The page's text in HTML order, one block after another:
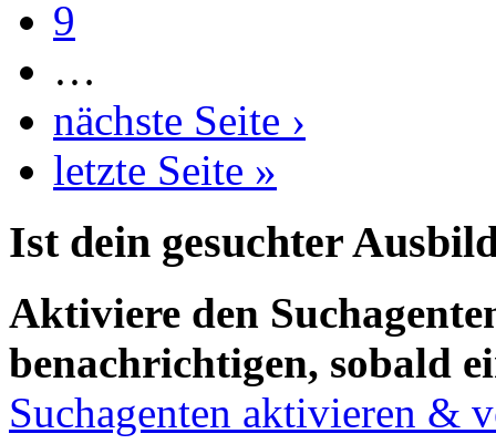
9
…
nächste Seite ›
letzte Seite »
Ist dein gesuchter
Aktiviere den
benachrichtigen, sobald
Suchagenten aktivieren &